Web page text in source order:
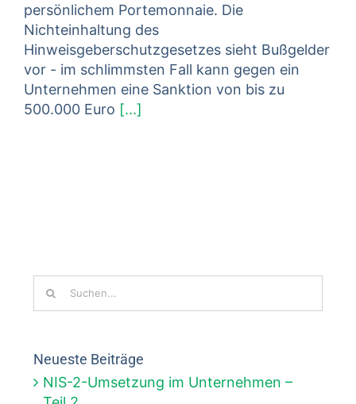
persönlichem Portemonnaie. Die
Nichteinhaltung des
Hinweisgeberschutzgesetzes sieht Bußgelder
vor - im schlimmsten Fall kann gegen ein
Unternehmen eine Sanktion von bis zu
500.000 Euro [...]
Neueste Beiträge
NIS-2-Umsetzung im Unternehmen –